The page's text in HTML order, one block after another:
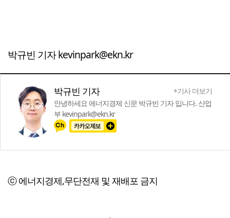
박규빈 기자 kevinpark@ekn.kr
박규빈 기자
+기사 더보기
안녕하세요 에너지경제 신문 박규빈 기자 입니다. 산업
부 kevinpark@ekn.kr
ⓒ 에너지경제,무단전재 및 재배포 금지